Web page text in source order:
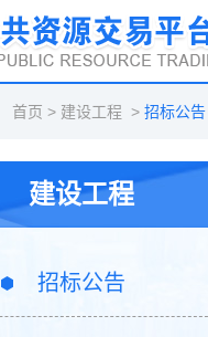
首页 > 建设工程 > 招标公告
建设工程
招标公告